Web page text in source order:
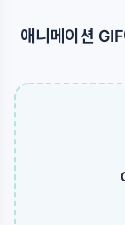
애니메이션